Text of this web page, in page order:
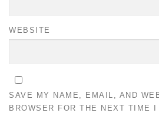
WEBSITE
SAVE MY NAME, EMAIL, AND
BROWSER FOR THE NEXT TIME I